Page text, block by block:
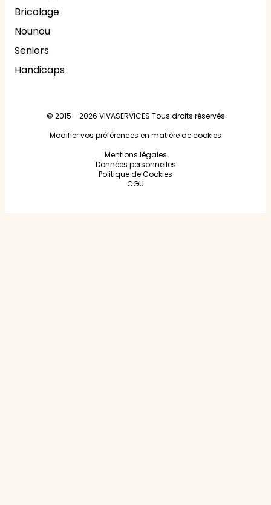
Bricolage
Nounou
Seniors
Handicaps
© 2015 - 2026 VIVASERVICES Tous droits réservés
Modifier vos préférences en matière de cookies
Mentions légales
Données personnelles
Politique de Cookies
CGU